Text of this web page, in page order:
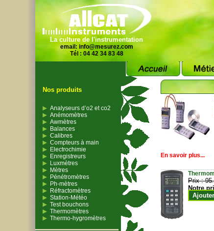
La culture de l'instrumentation
email: info@mesurez.com
Tél : 04 42 34 83 48
Nos produits
Analyseurs d’o2 et co2
Anémomètres
Awmètres
Balances
Calibres
Compteurs à main
Electrochimie
Enregistreurs
Luxmètres
Mètres
Pénétromètres
Ph-mètres
Réfractomètres
Station-Météo
Test bouchons
Thermomètres
Thermo-hygromètres
En savoir plus...
Prix :
Notre